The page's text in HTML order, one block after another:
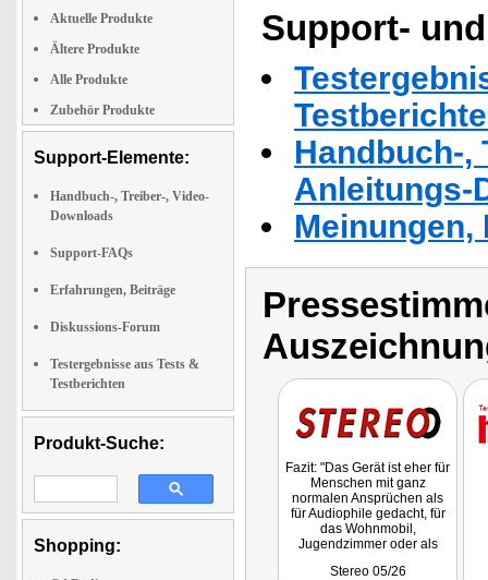
Aktuelle Produkte
Ältere Produkte
Alle Produkte
Zubehör Produkte
Support-Elemente:
Handbuch-, Treiber-, Video-
Downloads
Support-FAQs
Erfahrungen, Beiträge
Diskussions-Forum
Testergebnisse aus Tests &
Testberichten
Produkt-Suche:
Shopping:
Support-
Handbuch-,
Anleitungs-
Fazit: "Das Gerät ist eher für
Menschen mit ganz
normalen Ansprüchen als
für Audiophile gedacht, für
das Wohnmobil,
Jugendzimmer oder als
unterwegs. Für knapp 50
Stereo 05/26